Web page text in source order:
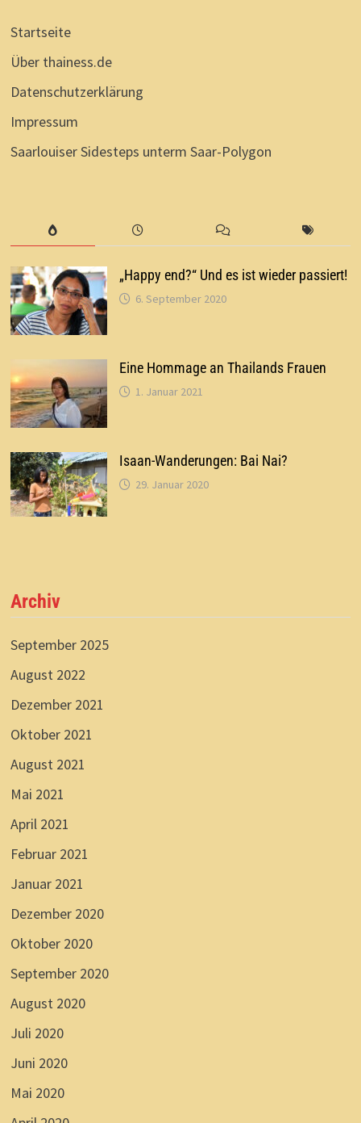
Startseite
Über thainess.de
Datenschutzerklärung
Impressum
Saarlouiser Sidesteps unterm Saar-Polygon
„Happy end?“ Und es ist wieder passiert!
6. September 2020
Eine Hommage an Thailands Frauen
1. Januar 2021
Isaan-Wanderungen: Bai Nai?
29. Januar 2020
Archiv
September 2025
August 2022
Dezember 2021
Oktober 2021
August 2021
Mai 2021
April 2021
Februar 2021
Januar 2021
Dezember 2020
Oktober 2020
September 2020
August 2020
Juli 2020
Juni 2020
Mai 2020